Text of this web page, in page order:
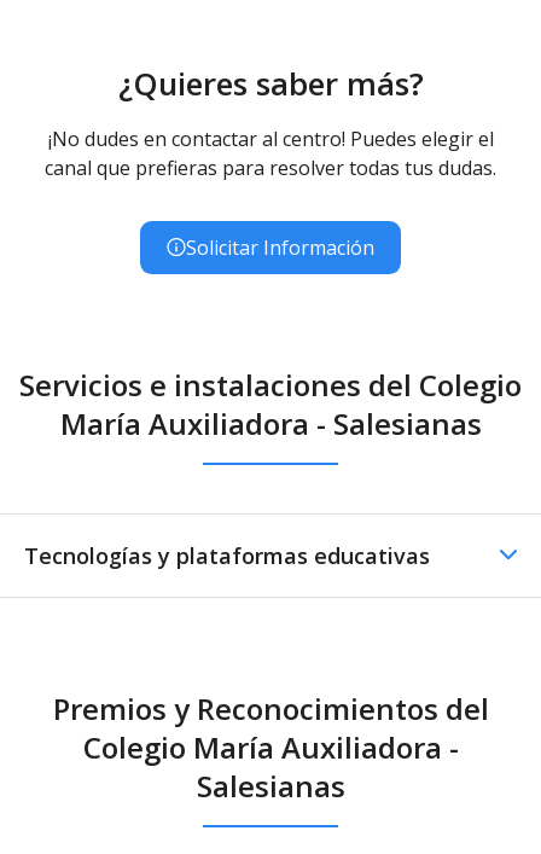
¿Quieres saber más?
¡No dudes en contactar al centro! Puedes elegir el
canal que prefieras para resolver todas tus dudas.
Solicitar Información
Servicios e instalaciones del Colegio
María Auxiliadora - Salesianas
Tecnologías y plataformas educativas
Premios y Reconocimientos del
Colegio María Auxiliadora -
Salesianas